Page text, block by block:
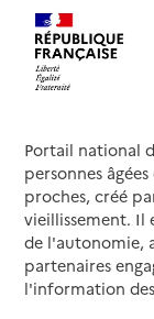
Portail national
personnes
proches, créé
vieillissement. Il
de l'autonomie,
partenaires
l'information